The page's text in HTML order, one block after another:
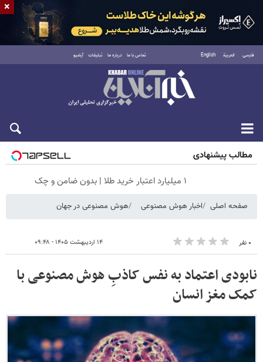
فارسی العربية English تماس با ما درباره ما تبلیغات آرشیو
جمعه ۱۶ مرداد ۱۴۰۵
مطالب پیشنهادی
۱ میلیارد اعتبار خرید طلا | بدون ضامن و چک
صفحه اصلی اخبار هوش مصنوعی هوش مصنوعی در جهان
۰ نفر ۱۴ اردیبهشت ۱۴۰۵ - ۰۹:۴۸
نابودی اعتماد به نفس کاذبِ هوش مصنوعی با
کمک مغز انسان
×